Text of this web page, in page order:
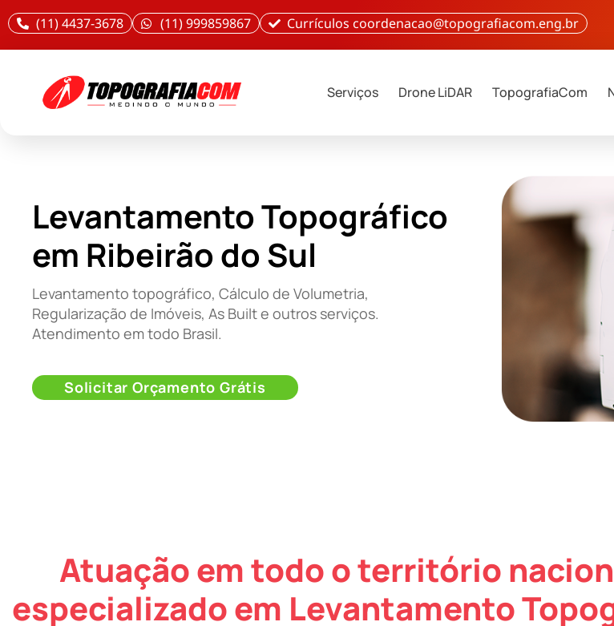
(11) 4437-3678 (11) 999859867 Currículos coordenacao@topografiacom.eng.br
Serviços Drone LiDAR TopografiaCom
Levantamento Topográfico
em Ribeirão do Sul
Levantamento topográfico, Cálculo de Volumetria,
Regularização de Imóveis, As Built e outros serviços.
Atendimento em todo Brasil.
Solicitar Orçamento Grátis
Atuação em todo o território
especializado em Levantamento